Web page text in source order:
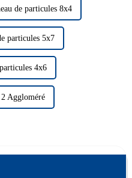
de particules 8x4
particules 5x7
4x6
2 Aggloméré